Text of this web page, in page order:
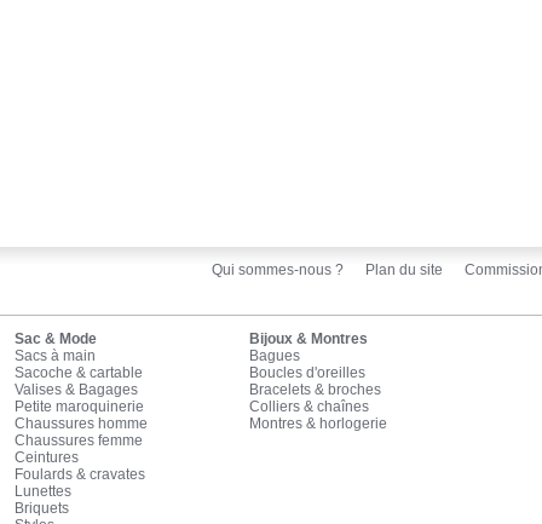
Qui sommes-nous ? Plan du site
Sac & Mode
Sacs à main
Sacoche & cartable
Valises & Bagages
Petite maroquinerie
Chaussures homme
Chaussures femme
Ceintures
Foulards & cravates
Lunettes
Briquets
Bijoux & Montres
Bagues
Boucles d'oreilles
Bracelets & broches
Colliers & chaînes
Montres & horlogerie